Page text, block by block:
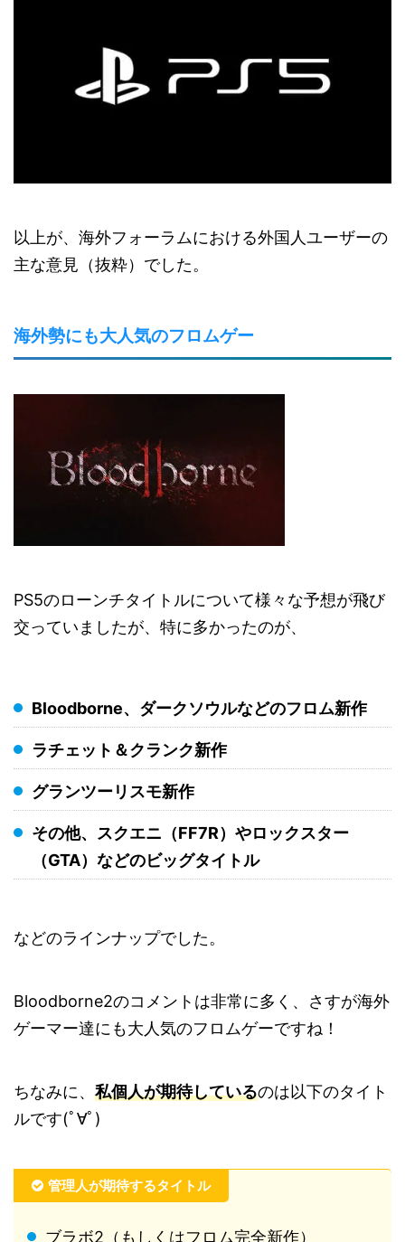
以上が、海外フォーラムにおける外国人ユーザーの
主な意見（抜粋）でした。
海外勢にも大人気のフロムゲー
PS5のローンチタイトルについて様々な予想が飛び
交っていましたが、特に多かったのが、
Bloodborne、ダークソウルなどのフロム新作
ラチェット＆クランク新作
グランツーリスモ新作
その他、スクエニ（FF7R）やロックスター
（GTA）などのビッグタイトル
などのラインナップでした。
Bloodborne2のコメントは非常に多く、さすが海外
ゲーマー達にも大人気のフロムゲーですね！
ちなみに、 私個人が期待しているのは以下のタイト
ルです(ﾟ∀ﾟ)
管理人が期待するタイトル
ブラボ2（もしくはフロム完全新作）